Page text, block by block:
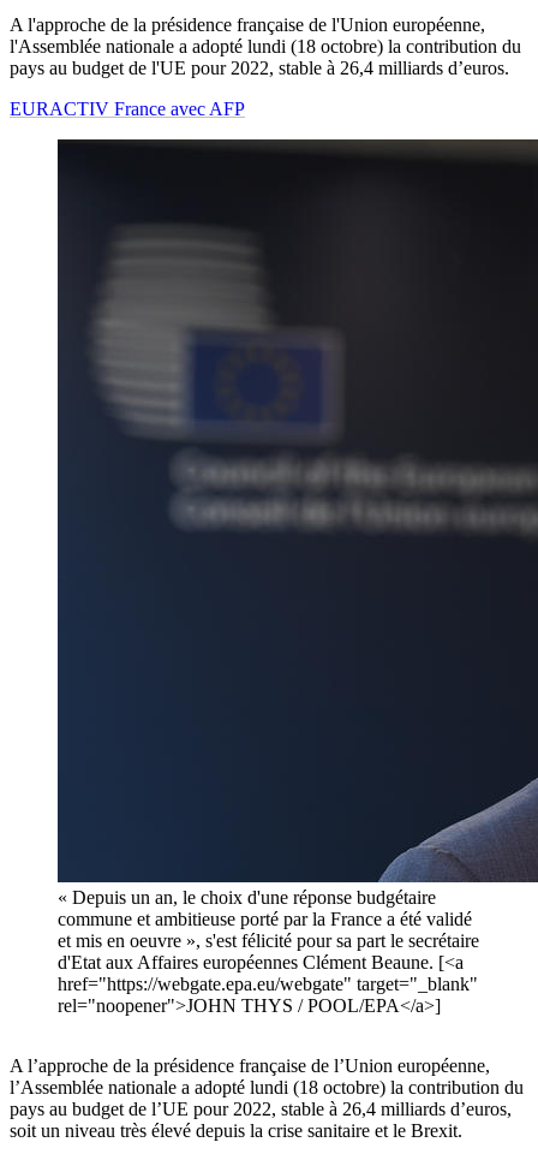
A l'approche de la présidence française de l'Union européenne,
l'Assemblée nationale a adopté lundi (18 octobre) la contribution du
pays au budget de l'UE pour 2022, stable à 26,4 milliards d’euros.
EURACTIV France avec AFP
« Depuis un an, le choix d'une réponse budgétaire
commune et ambitieuse porté par la France a été validé
et mis en oeuvre », s'est félicité pour sa part le secrétaire
d'Etat aux Affaires européennes Clément Beaune. [<a
href="https://webgate.epa.eu/webgate" target="_blank"
rel="noopener">JOHN THYS / POOL/EPA</a>]
A l’approche de la présidence française de l’Union européenne,
l’Assemblée nationale a adopté lundi (18 octobre) la contribution du
pays au budget de l’UE pour 2022, stable à 26,4 milliards d’euros,
soit un niveau très élevé depuis la crise sanitaire et le Brexit.